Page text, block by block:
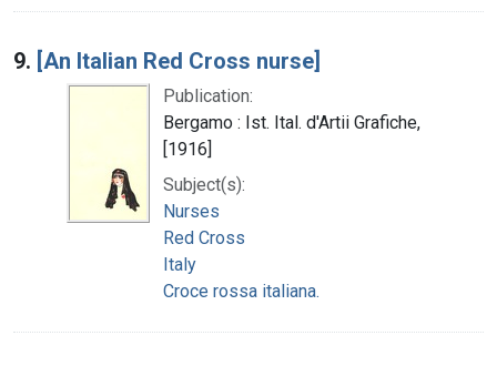
9. [An Italian Red Cross nurse]
Publication:
Bergamo : Ist. Ital. d'Artii Grafiche,
[1916]
Subject(s):
Nurses
Red Cross
Italy
Croce rossa italiana.